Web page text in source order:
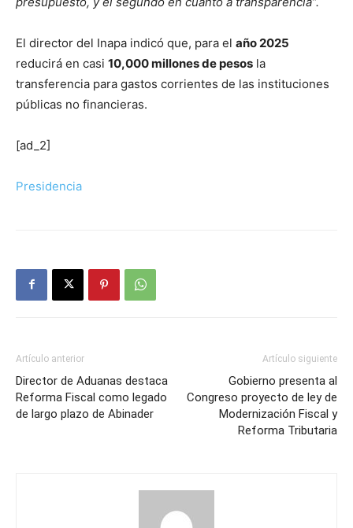
El director del Inapa indicó que, para el año 2025
reducirá en casi 10,000 millones de pesos la
transferencia para gastos corrientes de las instituciones
públicas no financieras.
[ad_2]
Presidencia
Artículo anterior
Director de Aduanas destaca
Reforma Fiscal como legado
de largo plazo de Abinader
Artículo siguiente
Gobierno presenta al
Congreso proyecto de ley de
Modernización Fiscal y
Reforma Tributaria